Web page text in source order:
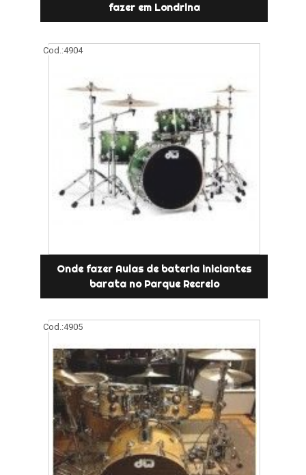
fazer em Londrina
Cod.:4904
Onde fazer Aulas de bateria iniciantes
barata no Parque Recreio
Cod.:4905